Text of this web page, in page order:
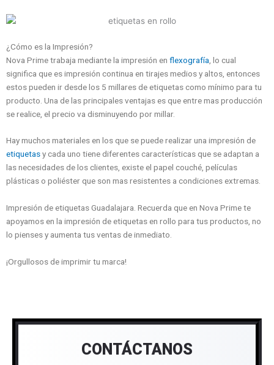
¿Cómo es la Impresión?
Nova Prime trabaja mediante la impresión en flexografía , lo cual
significa que es impresión continua en tirajes medios y altos, entonces
estos pueden ir desde los 5 millares de etiquetas como mínimo para tu
producto. Una de las principales ventajas es que entre mas producción
se realice, el precio va disminuyendo por millar.
Hay muchos materiales en los que se puede realizar una impresión de
etiquetasy cada uno tiene diferentes características que se adaptan a
las necesidades de los clientes, existe el papel couché, películas
plásticas o poliéster que son mas resistentes a condiciones extremas.
Impresión de etiquetas Guadalajara. Recuerda que en Nova Prime te
apoyamos en la impresión de etiquetas en rollo para tus productos, no
lo pienses y aumenta tus ventas de inmediato.
¡Orgullosos de imprimir tu marca!
CONTÁCTANOS